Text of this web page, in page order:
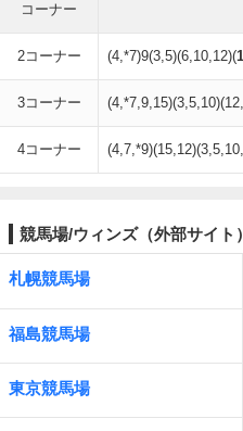
コーナー
2コーナー (4,*7)9(3,5)(6,10,12)(1
3コーナー
4コーナー
競馬場/ウィンズ（外部サイト）
札幌競馬場
福島競馬場
東京競馬場